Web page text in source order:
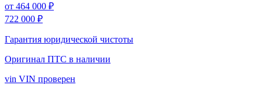
от 464 000 ₽
722 000 ₽
Гарантия юридической чистоты
Оригинал ПТС в наличии
vin VIN проверен